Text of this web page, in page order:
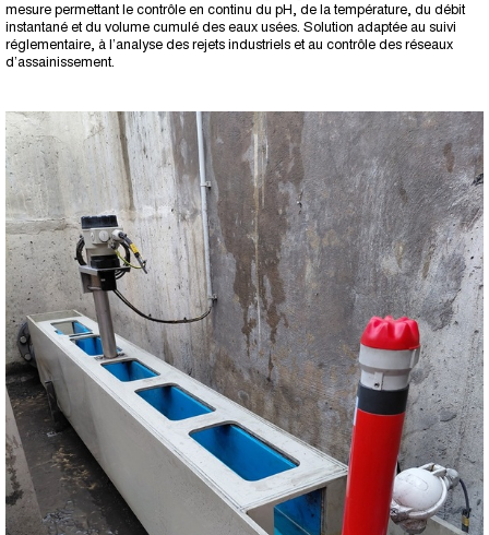
mesure permettant le contrôle en continu du pH, de la température, du débit
instantané et du volume cumulé des eaux usées. Solution adaptée au suivi
réglementaire, à l’analyse des rejets industriels et au contrôle des réseaux
d’assainissement.